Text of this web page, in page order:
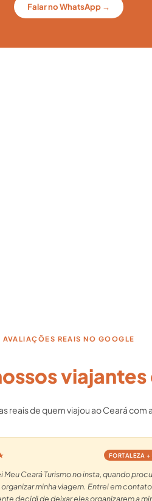
Falar no WhatsApp →
AVALIAÇÕES REAIS NO GOOGLE
reais de quem viajou ao Ceará com
FORTALEZA +
Meu Ceará Turismo no insta, quando
minha viagem. Entrei em
decidi de deixar eles organizarem a